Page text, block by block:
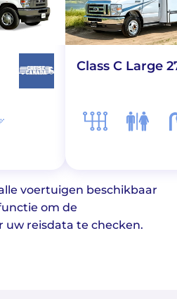
Class C Large
voertuigen beschikbaar
om de
uw reisdata te checken.